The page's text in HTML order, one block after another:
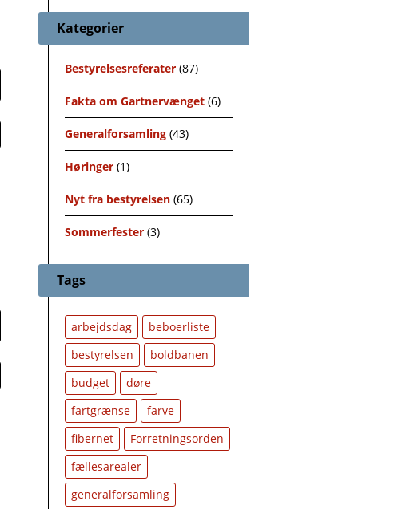
Kategorier
Bestyrelsesreferater (87)
Fakta om Gartnervænget (6)
Generalforsamling (43)
Høringer (1)
Nyt fra bestyrelsen (65)
Sommerfester (3)
Tags
arbejdsdag
beboerliste
bestyrelsen
boldbanen
budget
døre
fartgrænse
farve
fibernet
Forretningsorden
fællesarealer
generalforsamling